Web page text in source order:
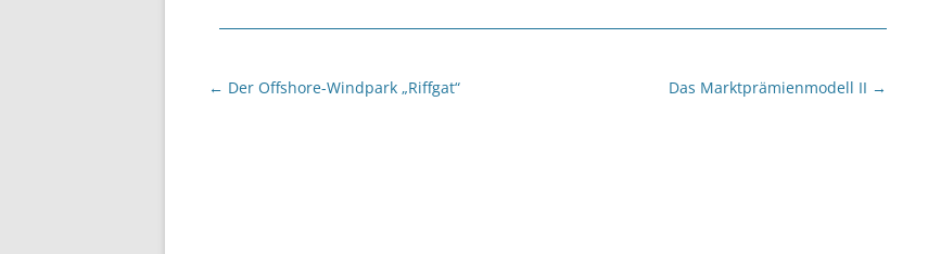
Beitragsnavigation
← Der Offshore-Windpark „Riffgat“ Das Marktprämienmodell II →